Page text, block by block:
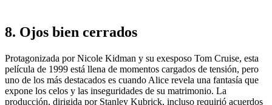
8. Ojos bien cerrados
Protagonizada por Nicole Kidman y su exesposo Tom Cruise, esta
película de 1999 está llena de momentos cargados de tensión, pero
uno de los más destacados es cuando Alice revela una fantasía que
expone los celos y las inseguridades de su matrimonio. La
producción, dirigida por Stanley Kubrick, incluso requirió acuerdos